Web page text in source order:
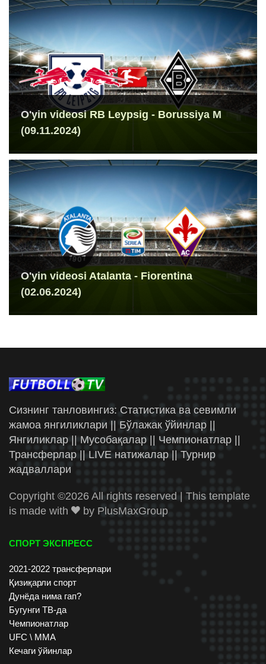
O'yin videosi RB Leypsig - Borussiya M
(09.11.2024)
O'yin videosi Atalanta - Fiorentina
(02.06.2024)
Сизнинг танловингиз: Статистика ва севимли
жамоа янгиликлари || Бўлажак ўйинлар ||
Янгиликлар || Мусобақалар || Чемпионатлар ||
Трансферлар || LIVE натижалар || Турнир
жадваллари
Copyright ©2026 All rights reserved | This template
is made with
by PlusMaxGroup
СПОРТ ЭКСПРЕСС
2021-2022 трансферлари
Қизиқарли спорт
Дунёда нима гап?
Бугунги ТВ-да
Чемпионатлар
UFC \ ММА
Кечаги ўйинлар